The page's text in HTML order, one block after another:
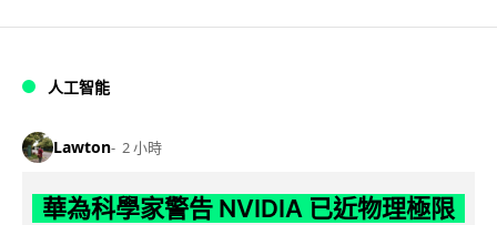
人工智能
Lawton 2 小時
華為科學家警告 NVIDIA 已近物理極限